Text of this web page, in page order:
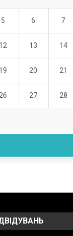
5 6 7
12 13 14
19 20 21
26 27 28